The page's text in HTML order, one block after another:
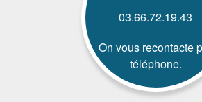
03.66.72.19.43
On vous recontacte
téléphone.